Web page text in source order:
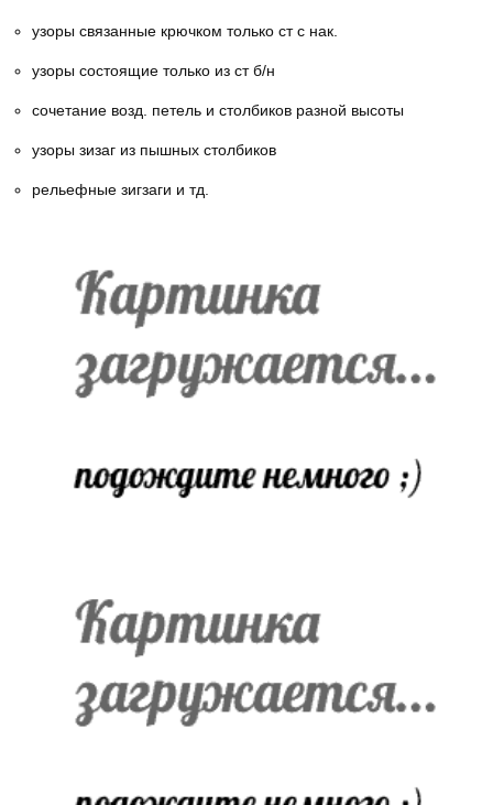
узоры связанные крючком только ст с нак.
узоры состоящие только из ст б/н
сочетание возд. петель и столбиков разной высоты
узоры зизаг из пышных столбиков
рельефные зигзаги и тд.